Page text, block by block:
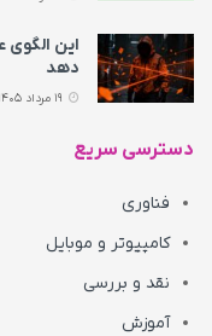
این الگوی
دهد
دسترسی سریع
فناوری
کامپیوتر و موبایل
نقد و بررسی
آموزش